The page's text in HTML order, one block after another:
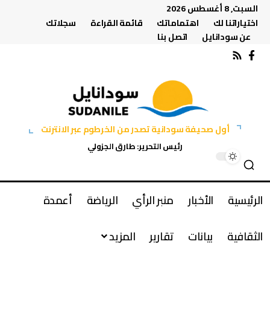
السبت, 8 أغسطس 2026
اختياراتنا لك
اهتماماتك قائمة القراءة
سجلاتك
عن سودانايل
اتصل بنا
أول صحيفة سودانية تصدر من الخرطوم عبر الانترنت
رئيس التحرير: طارق الجزولي
الرئيسية الأخبار منبر الرأي الرياضة
أعمدة
الثقافية
بيانات تقارير المزيد